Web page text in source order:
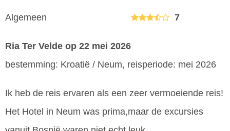
Algemeen 7
Ria Ter Velde op 22 mei 2026
bestemming: Kroatië / Neum, reisperiode: mei 2026
Ik heb de reis ervaren als een zeer vermoeiende reis!
Het Hotel in Neum was prima,maar de excursies